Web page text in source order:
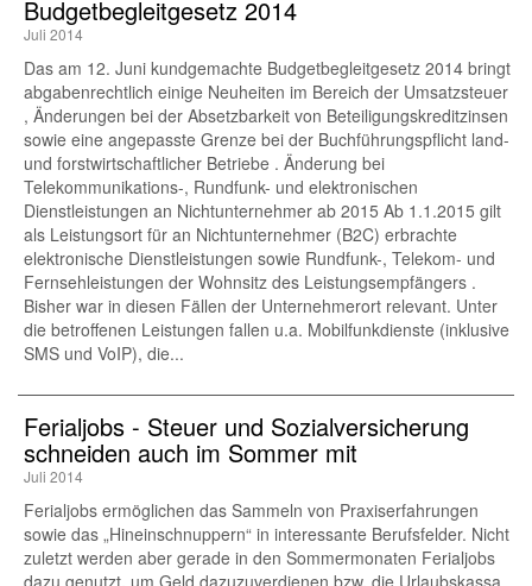
Budgetbegleitgesetz 2014
Juli 2014
Das am 12. Juni kundgemachte Budgetbegleitgesetz 2014 bringt
abgabenrechtlich einige Neuheiten im Bereich der Umsatzsteuer
, Änderungen bei der Absetzbarkeit von Beteiligungskreditzinsen
sowie eine angepasste Grenze bei der Buchführungspflicht land-
und forstwirtschaftlicher Betriebe . Änderung bei
Telekommunikations-, Rundfunk- und elektronischen
Dienstleistungen an Nichtunternehmer ab 2015 Ab 1.1.2015 gilt
als Leistungsort für an Nichtunternehmer (B2C) erbrachte
elektronische Dienstleistungen sowie Rundfunk-, Telekom- und
Fernsehleistungen der Wohnsitz des Leistungsempfängers .
Bisher war in diesen Fällen der Unternehmerort relevant. Unter
die betroffenen Leistungen fallen u.a. Mobilfunkdienste (inklusive
SMS und VoIP), die...
Ferialjobs - Steuer und Sozialversicherung
schneiden auch im Sommer mit
Juli 2014
Ferialjobs ermöglichen das Sammeln von Praxiserfahrungen
sowie das „Hineinschnuppern“ in interessante Berufsfelder. Nicht
zuletzt werden aber gerade in den Sommermonaten Ferialjobs
dazu genutzt, um Geld dazuzuverdienen bzw. die Urlaubskassa